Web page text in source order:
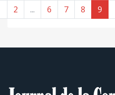
2 ... 6 7 8 9